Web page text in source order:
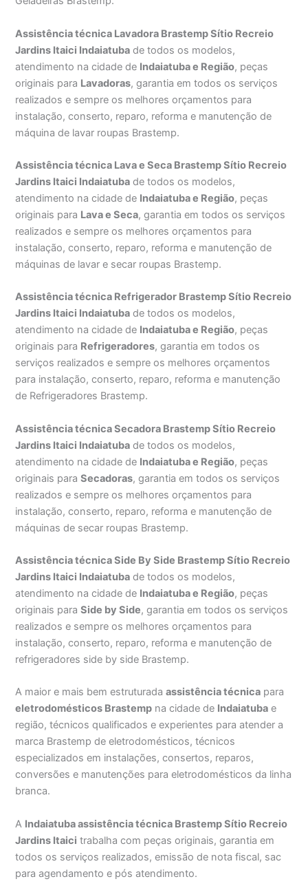
Assistência técnica Lavadora Brastemp Sítio Recreio
Jardins Itaici Indaiatuba de todos os modelos,
atendimento na cidade de Indaiatuba e Região, peças
originais para Lavadoras, garantia em todos os serviços
realizados e sempre os melhores orçamentos para
instalação, conserto, reparo, reforma e manutenção de
máquina de lavar roupas Brastemp.
Assistência técnica Lava e Seca Brastemp Sítio Recreio
Jardins Itaici Indaiatuba de todos os modelos,
atendimento na cidade de Indaiatuba e Região, peças
originais para Lava e Seca, garantia em todos os serviços
realizados e sempre os melhores orçamentos para
instalação, conserto, reparo, reforma e manutenção de
máquinas de lavar e secar roupas Brastemp.
Assistência técnica Refrigerador Brastemp Sítio Recreio
Jardins Itaici Indaiatuba de todos os modelos,
atendimento na cidade de Indaiatuba e Região, peças
originais para Refrigeradores, garantia em todos os
serviços realizados e sempre os melhores orçamentos
para instalação, conserto, reparo, reforma e manutenção
de Refrigeradores Brastemp.
Assistência técnica Secadora Brastemp Sítio Recreio
Jardins Itaici Indaiatuba de todos os modelos,
atendimento na cidade de Indaiatuba e Região, peças
originais paraSecadoras, garantia em todos os serviços
realizados e sempre os melhores orçamentos para
instalação, conserto, reparo, reforma e manutenção de
máquinas de secar roupas Brastemp.
Assistência técnica Side By Side Brastemp Sítio Recreio
Jardins Itaici Indaiatuba de todos os modelos,
atendimento na cidade de Indaiatuba e Região, peças
originais paraSide by Side, garantia em todos os serviços
realizados e sempre os melhores orçamentos para
instalação, conserto, reparo, reforma e manutenção de
refrigeradores side by side Brastemp.
A maior e mais bem estruturadaassistência técnica para
eletrodomésticos Brastemp na cidade de Indaiatuba e
região, técnicos qualificados e experientes para atender a
marca Brastemp de eletrodomésticos, técnicos
especializados em instalações, consertos, reparos,
conversões e manutenções para eletrodomésticos da linha
branca.
A Indaiatuba assistência técnica Brastemp Sítio Recreio
Jardins Itaici trabalha com peças originais, garantia em
todos os serviços realizados, emissão de nota fiscal, sac
para agendamento e pós atendimento.